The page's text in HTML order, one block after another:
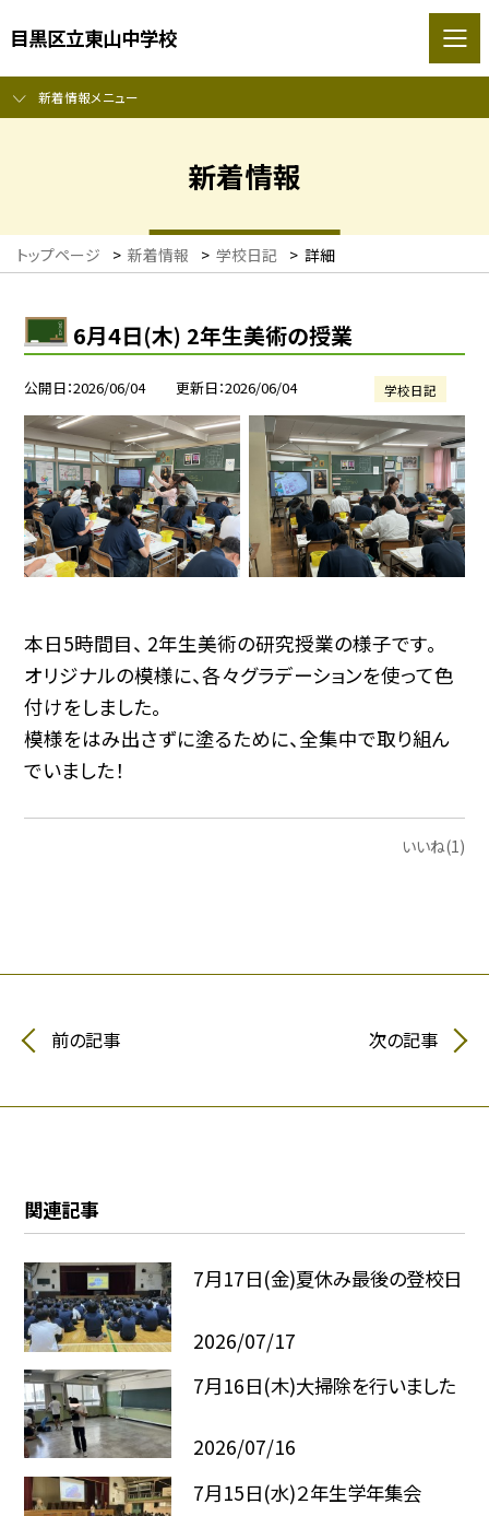
目黒区立東山中学校
新着情報メニュー
新着情報
トップページ > 新着情報 > 学校日記 > 詳細
6月4日(木) 2年生美術の授業
公開日 2026/06/04 更新日 2026/06/04 学校日記
本日5時間目、 2年生美術の研究授業の様子です。
オリジナルの模様に、各々グラデーションを使って色
付けをしました。
模様をはみ出さずに塗るために、全集中で取り組ん
でいました！
いいね(1)
前の記事 次の記事
関連記事
7月17日(金)夏休み最後の登校日
2026/07/17
7月16日(木)大掃除を行いました
2026/07/16
7月15日(水)２年生学年集会